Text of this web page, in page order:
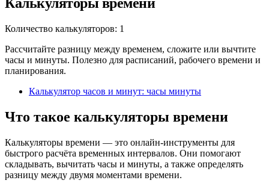
Количество калькуляторов: 1
Рассчитайте разницу между временем, сложите или вычтите
часы и минуты. Полезно для расписаний, рабочего времени и
планирования.
Калькулятор часов и минут: часы минуты
Что такое калькуляторы времени
Калькуляторы времени — это онлайн-инструменты для
быстрого расчёта временных интервалов. Они помогают
складывать, вычитать часы и минуты, а также определять
разницу между двумя моментами времени.